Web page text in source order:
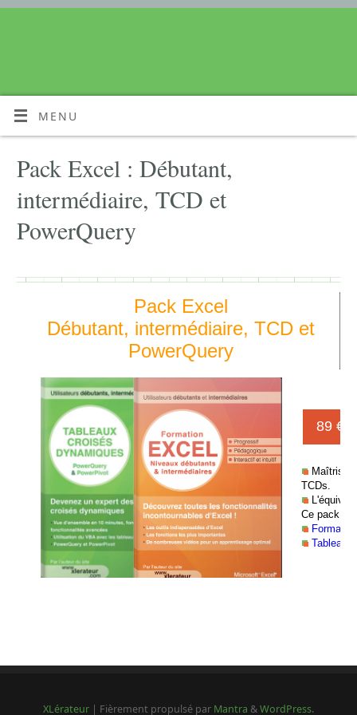
MENU
Pack Excel : Débutant,
intermédiaire, TCD et
PowerQuery
XLérateur | Fièrement propulsé par Mantra &WordPress.